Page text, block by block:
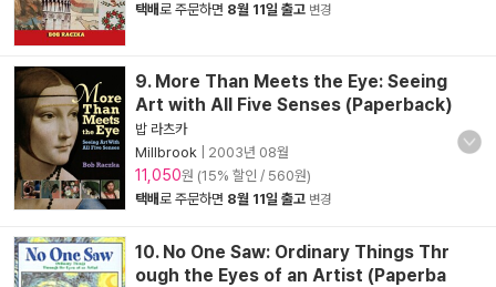
택배로 주문하면 8월 11일 출고 변경
9. More Than Meets the Eye: Seeing
Art with All Five Senses (Paperback)
밥 라츠카
Millbrook
2003년 08월
11,050원 (15% 할인 / 560원)
택배로 주문하면 8월 11일 출고 변경
10. No One Saw: Ordinary Things Thr
ough the Eyes of an Artist (Paperba